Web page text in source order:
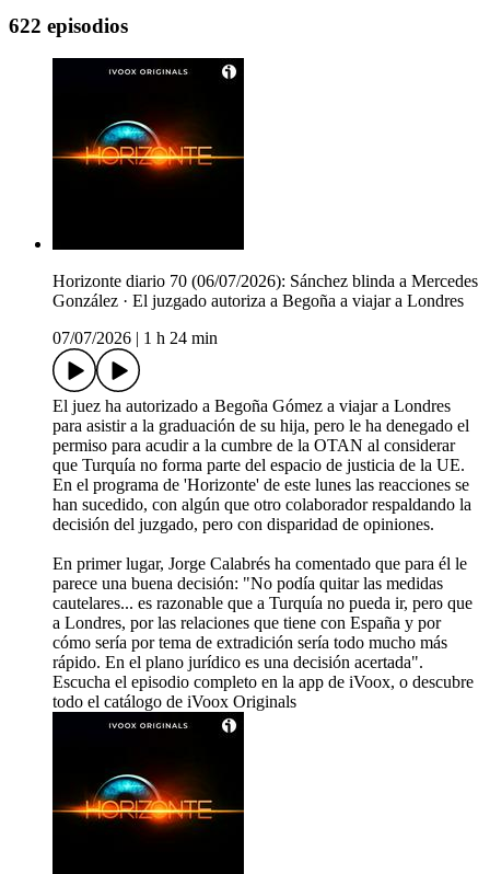
622 episodios
Horizonte diario 70 (06/07/2026): Sánchez blinda a Mercedes
González · El juzgado autoriza a Begoña a viajar a Londres
07/07/2026
1 h 24 min
El juez ha autorizado a Begoña Gómez a viajar a Londres
para asistir a la graduación de su hija, pero le ha denegado el
permiso para acudir a la cumbre de la OTAN al considerar
que Turquía no forma parte del espacio de justicia de la UE.
En el programa de 'Horizonte' de este lunes las reacciones se
han sucedido, con algún que otro colaborador respaldando la
decisión del juzgado, pero con disparidad de opiniones.
En primer lugar, Jorge Calabrés ha comentado que para él le
parece una buena decisión: "No podía quitar las medidas
cautelares... es razonable que a Turquía no pueda ir, pero que
a Londres, por las relaciones que tiene con España y por
cómo sería por tema de extradición sería todo mucho más
rápido. En el plano jurídico es una decisión acertada".
Escucha el episodio completo en la app de iVoox, o descubre
todo el catálogo de iVoox Originals